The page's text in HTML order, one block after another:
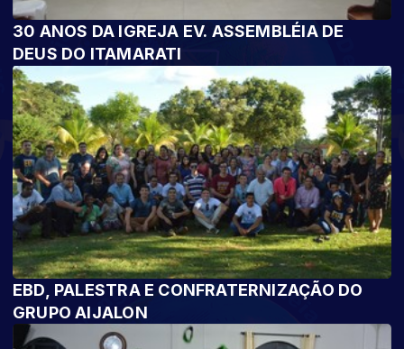
30 ANOS DA IGREJA EV. ASSEMBLÉIA DE
DEUS DO ITAMARATI
EBD, PALESTRA E CONFRATERNIZAÇÃO DO
GRUPO AIJALON